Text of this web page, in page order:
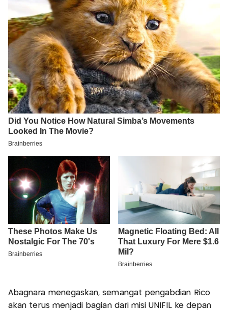
Abagnara menegaskan, semangat pengabdian Rico
akan terus menjadi bagian dari misi UNIFIL ke depan